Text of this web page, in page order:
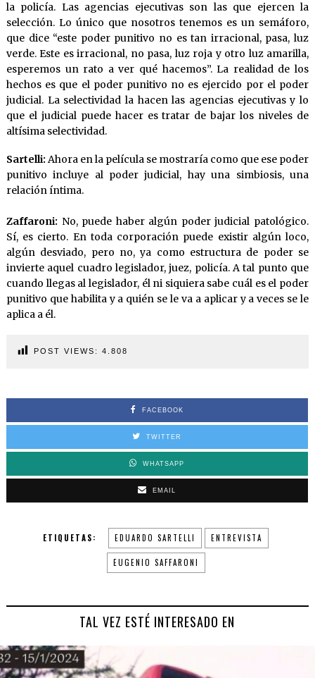
la policía. Las agencias ejecutivas son las que ejercen la
selección. Lo único que nosotros tenemos es un semáforo,
que dice “este poder punitivo no es tan irracional, pasa, luz
verde. Este es irracional, no pasa, luz roja y otro luz amarilla,
esperemos un rato a ver qué hacemos”. La realidad de los
hechos es que el poder punitivo no es ejercido por el poder
judicial. La selectividad la hacen las agencias ejecutivas y lo
que el judicial puede hacer es tratar de bajar los niveles de
altísima selectividad.
Sartelli: Ahora en la película se mostraría como que ese poder
punitivo incluye al poder judicial, hay una simbiosis, una
relación íntima.
Zaffaroni: No, puede haber algún poder judicial patológico.
Sí, es cierto. En toda corporación puede existir algún loco,
algún desviado, pero no, ya como estructura de poder se
invierte aquel cuadro legislador, juez, policía. A tal punto que
cuando llegas al legislador, él ni siquiera sabe cuál es el poder
punitivo que habilita y a quién se le va a aplicar y a veces se le
aplica a él.
POST VIEWS: 4.808
FACEBOOK
TWITTER
WHATSAPP
EMAIL
ETIQUETAS: EDUARDO SARTELLI ENTREVISTA
EUGENIO SAFFARONI
TAL VEZ ESTÉ INTERESADO EN